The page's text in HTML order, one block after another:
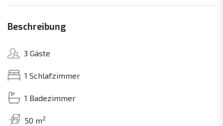
Beschreibung
3 Gäste
1 Schlafzimmer
1 Badezimmer
50 m2